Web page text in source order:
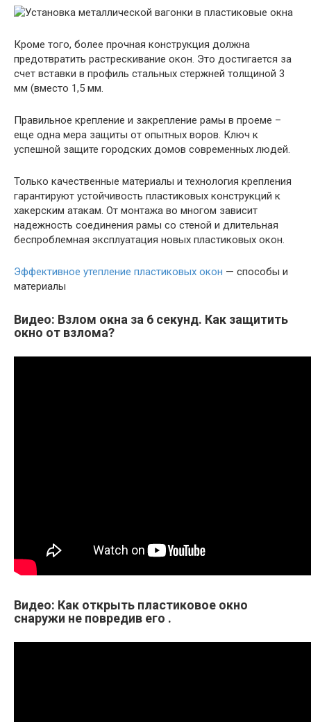
Кроме того, более прочная конструкция должна
предотвратить растрескивание окон. Это достигается за
счет вставки в профиль стальных стержней толщиной 3
мм (вместо 1,5 мм.
Правильное крепление и закрепление рамы в проеме –
еще одна мера защиты от опытных воров. Ключ к
успешной защите городских домов современных людей.
Только качественные материалы и технология крепления
гарантируют устойчивость пластиковых конструкций к
хакерским атакам. От монтажа во многом зависит
надежность соединения рамы со стеной и длительная
беспроблемная эксплуатация новых пластиковых окон.
Эффективное утепление пластиковых окон — способы и
материалы
Видео: Взлом окна за 6 секунд. Как защитить
окно от взлома?
Видео: Как открыть пластиковое окно
снаружи не повредив его .